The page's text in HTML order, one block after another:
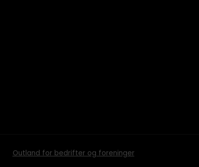
Outland for bedrifter og foreninger